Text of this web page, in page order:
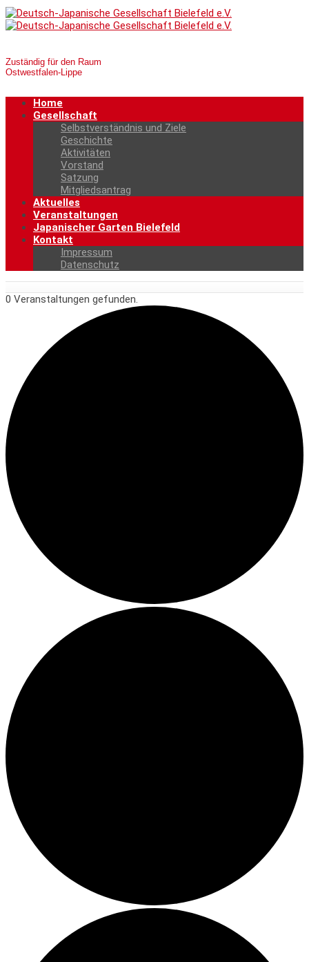
Zuständig für den Raum
Ostwestfalen-Lippe
Home
Gesellschaft
Selbstverständnis und Ziele
Geschichte
Aktivitäten
Vorstand
Satzung
Mitgliedsantrag
Aktuelles
Veranstaltungen
Japanischer Garten Bielefeld
Kontakt
Impressum
Datenschutz
0 Veranstaltungen gefunden.